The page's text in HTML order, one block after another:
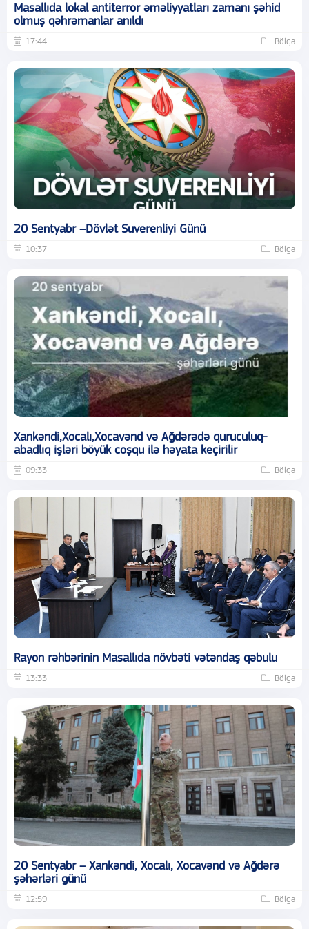
Masallıda lokal antiterror əməliyyatları zamanı şəhid
olmuş qəhrəmanlar anıldı
17:44 Bölgə
20 Sentyabr –Dövlət Suverenliyi Günü
10:37 Bölgə
Xankəndi,Xocalı,Xocavənd və Ağdərədə quruculuq-
abadlıq işləri böyük coşqu ilə həyata keçirilir
09:33 Bölgə
Rayon rəhbərinin Masallıda növbəti vətəndaş qəbulu
13:33 Bölgə
20 Sentyabr – Xankəndi, Xocalı, Xocavənd və Ağdərə
şəhərləri günü
12:59 Bölgə